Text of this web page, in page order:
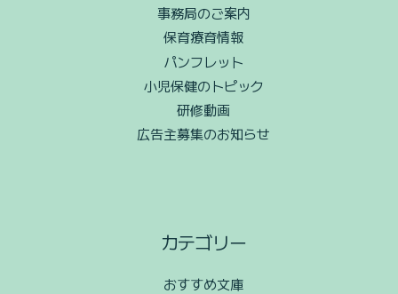
事務局のご案内
保育療育情報
パンフレット
小児保健のトピック
研修動画
広告主募集のお知らせ
カテゴリー
おすすめ文庫